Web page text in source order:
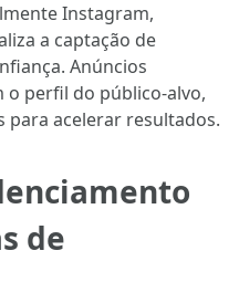
Instagram,
a captação de
Anúncios
o perfil do público-alvo,
acelerar resultados.
de